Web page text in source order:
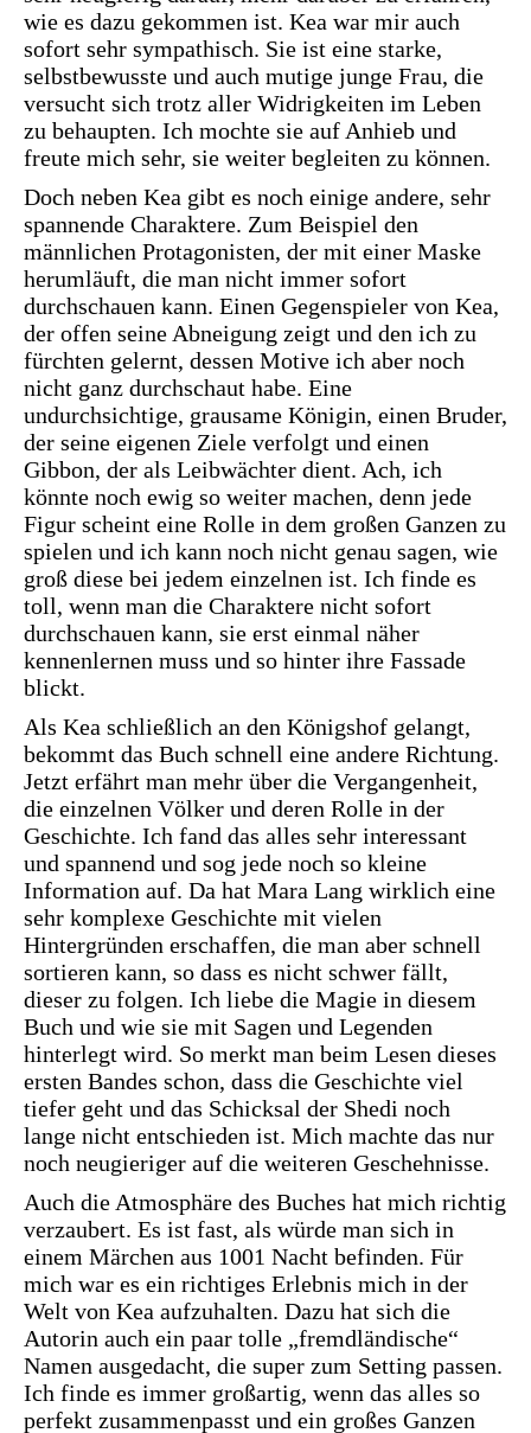
wie es dazu gekommen ist. Kea war mir auch
sofort sehr sympathisch. Sie ist eine starke,
selbstbewusste und auch mutige junge Frau, die
versucht sich trotz aller Widrigkeiten im Leben
zu behaupten. Ich mochte sie auf Anhieb und
freute mich sehr, sie weiter begleiten zu können.
Doch neben Kea gibt es noch einige andere, sehr
spannende Charaktere. Zum Beispiel den
männlichen Protagonisten, der mit einer Maske
herumläuft, die man nicht immer sofort
durchschauen kann. Einen Gegenspieler von Kea,
der offen seine Abneigung zeigt und den ich zu
fürchten gelernt, dessen Motive ich aber noch
nicht ganz durchschaut habe. Eine
undurchsichtige, grausame Königin, einen Bruder,
der seine eigenen Ziele verfolgt und einen
Gibbon, der als Leibwächter dient. Ach, ich
könnte noch ewig so weiter machen, denn jede
Figur scheint eine Rolle in dem großen Ganzen zu
spielen und ich kann noch nicht genau sagen, wie
groß diese bei jedem einzelnen ist. Ich finde es
toll, wenn man die Charaktere nicht sofort
durchschauen kann, sie erst einmal näher
kennenlernen muss und so hinter ihre Fassade
blickt.
Als Kea schließlich an den Königshof gelangt,
bekommt das Buch schnell eine andere Richtung.
Jetzt erfährt man mehr über die Vergangenheit,
die einzelnen Völker und deren Rolle in der
Geschichte. Ich fand das alles sehr interessant
und spannend und sog jede noch so kleine
Information auf. Da hat Mara Lang wirklich eine
sehr komplexe Geschichte mit vielen
Hintergründen erschaffen, die man aber schnell
sortieren kann, so dass es nicht schwer fällt,
dieser zu folgen. Ich liebe die Magie in diesem
Buch und wie sie mit Sagen und Legenden
hinterlegt wird. So merkt man beim Lesen dieses
ersten Bandes schon, dass die Geschichte viel
tiefer geht und das Schicksal der Shedi noch
lange nicht entschieden ist. Mich machte das nur
noch neugieriger auf die weiteren Geschehnisse.
Auch die Atmosphäre des Buches hat mich richtig
verzaubert. Es ist fast, als würde man sich in
einem Märchen aus 1001 Nacht befinden. Für
mich war es ein richtiges Erlebnis mich in der
Welt von Kea aufzuhalten. Dazu hat sich die
Autorin auch ein paar tolle „fremdländische“
Namen ausgedacht, die super zum Setting passen.
Ich finde es immer großartig, wenn das alles so
perfekt zusammenpasst und ein großes Ganzen